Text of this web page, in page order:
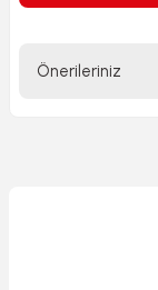
Önerileriniz